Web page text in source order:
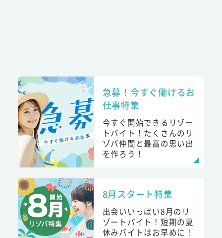
急募！今すぐ働けるお
仕事特集
今すぐ開始できるリゾー
トバイト！たくさんのリ
ゾバ仲間と最高の思い出
を作ろう！
8月スタート特集
出会いいっぱい8月のリ
ゾートバイト！短期の夏
休みバイトはお早めに！